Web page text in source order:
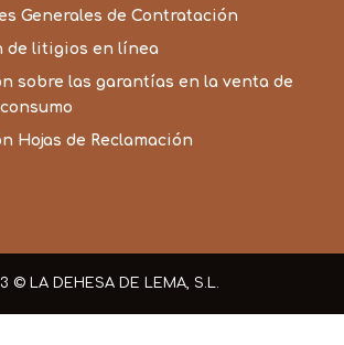
Generales de Contratación
de litigios en línea
sobre las garantías en la venta de
Hojas de Reclamación
© LA DEHESA DE LEMA, S.L.